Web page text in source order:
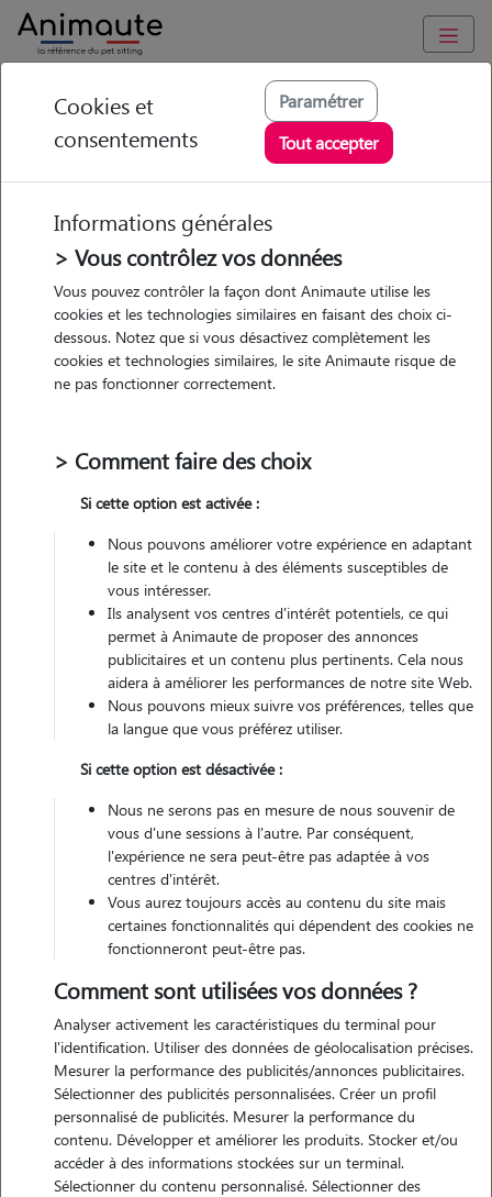
Animaute Pays-de-la-Loire Maine-et-Loire/Verrières-en-Anjou
Ninova - Petsitter à
VERRIERES EN
ANJOU
• 20 ans
1 animal
Non véhiculé
Contacter
L'envoi d'une demande est sans engagement
Motivation
j'aime passer du temps avec les animaux, m'occuper d'eux, les
rassurer et les faire se dépenser. garder des chiens est pour moi un
vrai plaisir, et c'est aussi l'occasion de gagner un peu d'argent en
faisant quelque chose que j'adore. je serais ravie de prendre soin de
votre compagnon et de lui offrir toute l'attention dont il a besoin !
Expérience
j'ai grandi entourée de chiens et j'ai toujours été très à l'aise avec eux.
aujourd'hui, je m'occupe quotidiennement de mon caniche d'un an :
je le promène, je joue avec lui, je le nourris et je veille à son bien-être.
cette expérience m'a appris à comprendre leurs besoins, leurs
comportements et à adapter mes réactions selon leur âge et leur
Cookies et
consentements
Paramétrer
Tout accepter
Informations générales
> Vous contrôlez vos données
Vous pouvez contrôler la façon dont Animaute utilise les
cookies et les technologies similaires en faisant des choix ci-
dessous. Notez que si vous désactivez complètement les
cookies et technologies similaires, le site Animaute risque de
ne pas fonctionner correctement.
> Comment faire des choix
Si cette option est activée :
Nous pouvons améliorer votre expérience en adaptant
le site et le contenu à des éléments susceptibles de
vous intéresser.
Ils analysent vos centres d'intérêt potentiels, ce qui
permet à Animaute de proposer des annonces
publicitaires et un contenu plus pertinents. Cela nous
aidera à améliorer les performances de notre site Web.
Nous pouvons mieux suivre vos préférences, telles que
la langue que vous préférez utiliser.
Si cette option est désactivée :
Nous ne serons pas en mesure de nous souvenir de
vous d'une sessions à l'autre. Par conséquent,
l'expérience ne sera peut-être pas adaptée à vos
centres d'intérêt.
Vous aurez toujours accès au contenu du site mais
certaines fonctionnalités qui dépendent des cookies ne
fonctionneront peut-être pas.
Comment sont utilisées vos données ?
Analyser activement les caractéristiques du terminal pour
l'identification. Utiliser des données de géolocalisation précises.
Mesurer la performance des publicités/annonces publicitaires.
Sélectionner des publicités personnalisées. Créer un profil
personnalisé de publicités. Mesurer la performance du
contenu. Développer et améliorer les produits. Stocker et/ou
accéder à des informations stockées sur un terminal.
Sélectionner du contenu personnalisé. Sélectionner des